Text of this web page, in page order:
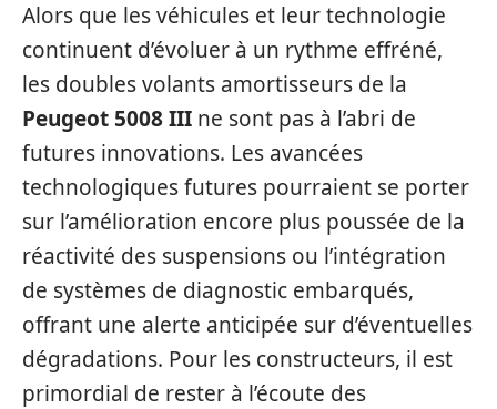
Alors que les véhicules et leur technologie
continuent d’évoluer à un rythme effréné,
les doubles volants amortisseurs de la
Peugeot 5008 III ne sont pas à l’abri de
futures innovations. Les avancées
technologiques futures pourraient se porter
sur l’amélioration encore plus poussée de la
réactivité des suspensions ou l’intégration
de systèmes de diagnostic embarqués,
offrant une alerte anticipée sur d’éventuelles
dégradations. Pour les constructeurs, il est
primordial de rester à l’écoute des